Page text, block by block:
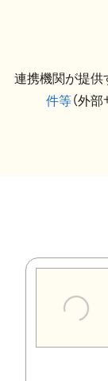
連携機関が提供
件等（外